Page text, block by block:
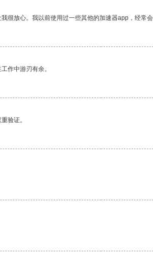
很放心。我以前使用过一些其他的加速器app，经常
作中游刃有余。
验证。